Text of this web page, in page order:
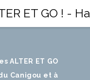
ALTER ET GO
Canigou et à
ET GO ! -